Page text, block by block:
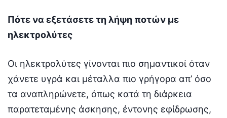
Πότε να εξετάσετε τη λήψη ποτών με
ηλεκτρολύτες
Οι ηλεκτρολύτες γίνονται πιο σημαντικοί όταν
χάνετε υγρά και μέταλλα πιο γρήγορα απ’ όσο
τα αναπληρώνετε, όπως κατά τη διάρκεια
παρατεταμένης άσκησης, έντονης εφίδρωσης,